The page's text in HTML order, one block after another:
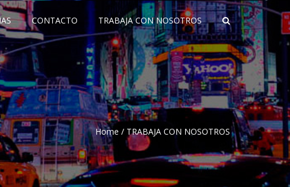
CONTACTO TRABAJA CON NOSOTROS
Home / TRABAJA CON NOSOTROS